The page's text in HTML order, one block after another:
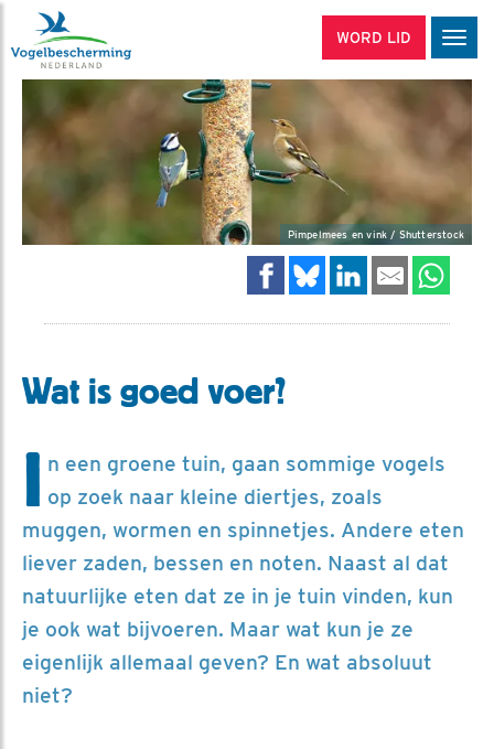
WORD LID
Pimpelmees en vink / Shutterstock
Wat is goed voer?
I n een groene tuin, gaan sommige vogels
op zoek naar kleine diertjes, zoals
muggen, wormen en spinnetjes. Andere eten
liever zaden, bessen en noten. Naast al dat
natuurlijke eten dat ze in je tuin vinden, kun
je ook wat bijvoeren. Maar wat kun je ze
eigenlijk allemaal geven? En wat absoluut
niet?